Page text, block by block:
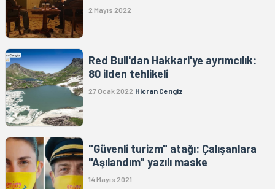
2 Mayıs 2022
Red Bull'dan Hakkari'ye ayrımcılık:
80 ilden tehlikeli
27 Ocak 2022 Hicran Cengiz
"Güvenli turizm" atağı: Çalışanlara
"Aşılandım" yazılı maske
14 Mayıs 2021